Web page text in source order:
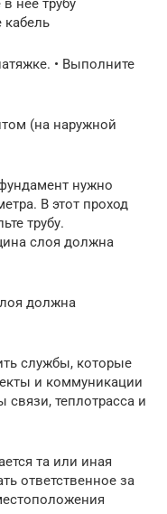
кабель
• Выполните
(на наружной
нужно
В этот проход
трубу.
слоя должна
должна
службы, которые
и коммуникации
связи, теплотрасса и
та или иная
ответственное за